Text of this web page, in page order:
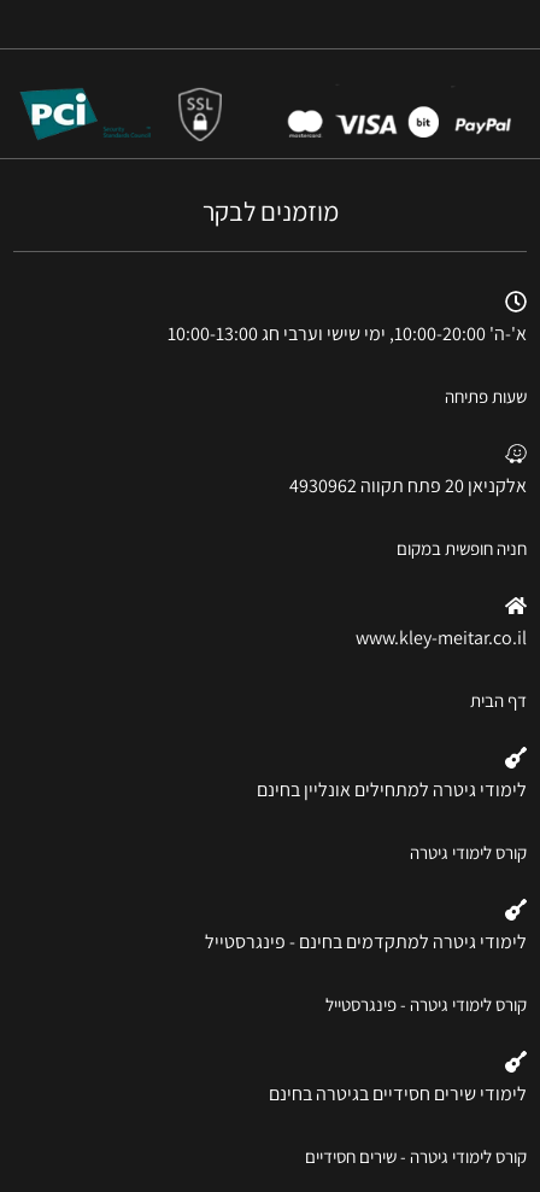
מוזמנים לבקר
א'-ה' 10:00-20:00, ימי שישי וערבי חג 10:00-13:00
שעות פתיחה
אלקניאן 20 פתח תקווה 4930962
חניה חופשית במקום
www.kley-meitar.co.il
דף הבית
לימודי גיטרה למתחילים אונליין בחינם
קורס לימודי גיטרה
לימודי גיטרה למתקדמים בחינם - פינגרסטייל
קורס לימודי גיטרה - פינגרסטייל
לימודי שירים חסידיים בגיטרה בחינם
קורס לימודי גיטרה - שירים חסידיים